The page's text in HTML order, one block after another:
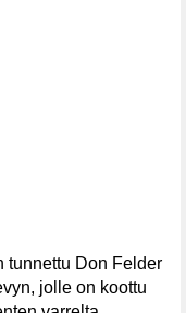
tunnettu Don Felder
jolle on koottu